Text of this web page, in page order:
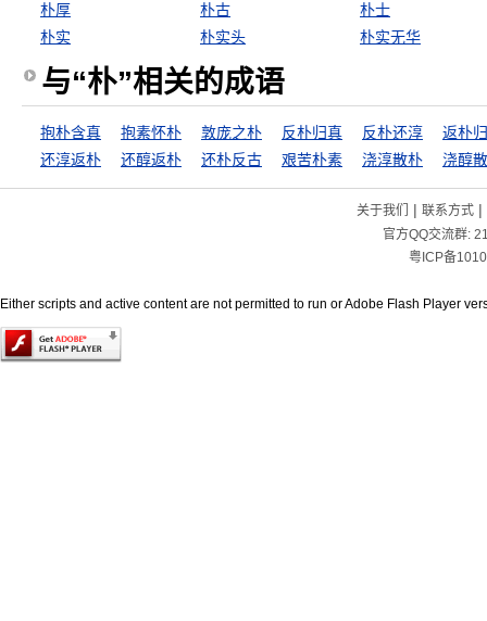
朴厚
朴古
朴士
朴实
朴实头 朴实无华
与“朴”相关的成语
抱朴含真 抱素怀朴 敦庞之朴 反朴归真 反朴还淳
返朴
还淳返朴
还醇返朴 还朴反古 艰苦朴素 浇淳散朴 浇醇
关于我们 | 联系方式|
官方QQ交流群:
粤ICP备
Either scripts and active content are not permitted to run or Adobe Flash Player